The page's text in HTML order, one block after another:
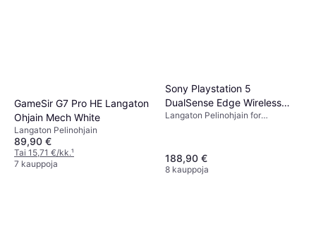
GameSir G7 Pro HE Langaton
Ohjain Mech White
Langaton Pelinohjain
89,90 €
Tai 15,71 €/kk.¹
7 kauppoja
Sony Playstation 5
DualSense Edge Wireless
Controller - White
Langaton Pelinohjain for
188,90 €
8 kauppoja